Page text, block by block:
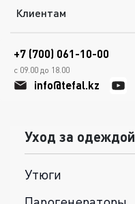
Клиентам
+7 (700) 061-10-00
с 09.00 до 18.00
info@tefal.kz
Уход за одеждой
Утюги